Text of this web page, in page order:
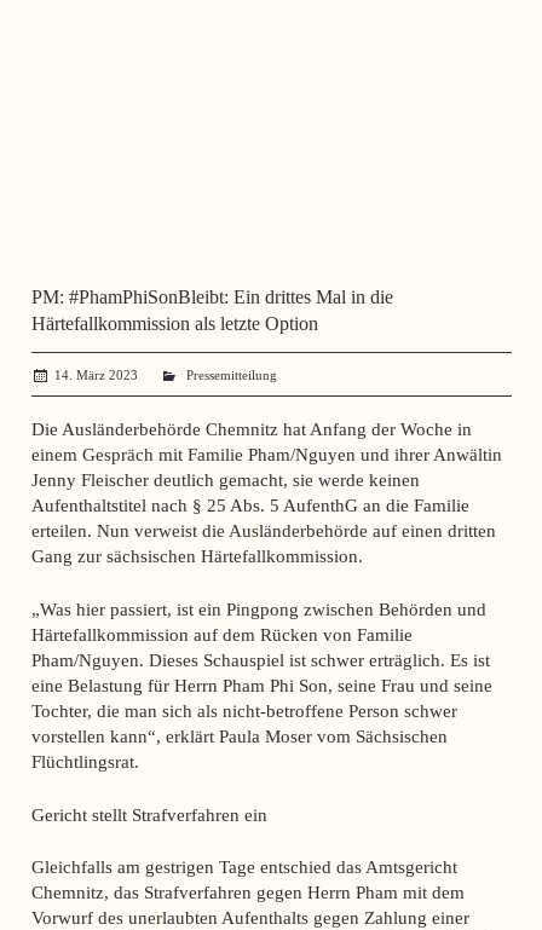
PM: #PhamPhiSonBleibt: Ein drittes Mal in die
Härtefallkommission als letzte Option
14. März 2023 administrator
Pressemitteilung
Die Ausländerbehörde Chemnitz hat Anfang der Woche in
einem Gespräch mit Familie Pham/Nguyen und ihrer Anwältin
Jenny Fleischer deutlich gemacht, sie werde keinen
Aufenthaltstitel nach § 25 Abs. 5 AufenthG an die Familie
erteilen. Nun verweist die Ausländerbehörde auf einen dritten
Gang zur sächsischen Härtefallkommission.
„Was hier passiert, ist ein Pingpong zwischen Behörden und
Härtefallkommission auf dem Rücken von Familie
Pham/Nguyen. Dieses Schauspiel ist schwer erträglich. Es ist
eine Belastung für Herrn Pham Phi Son, seine Frau und seine
Tochter, die man sich als nicht-betroffene Person schwer
vorstellen kann“, erklärt Paula Moser vom Sächsischen
Flüchtlingsrat.
Gericht stellt Strafverfahren ein
Gleichfalls am gestrigen Tage entschied das Amtsgericht
Chemnitz, das Strafverfahren gegen Herrn Pham mit dem
Vorwurf des unerlaubten Aufenthalts gegen Zahlung einer